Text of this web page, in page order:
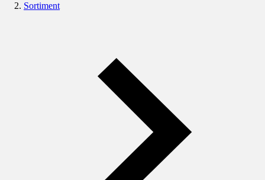
Sortiment